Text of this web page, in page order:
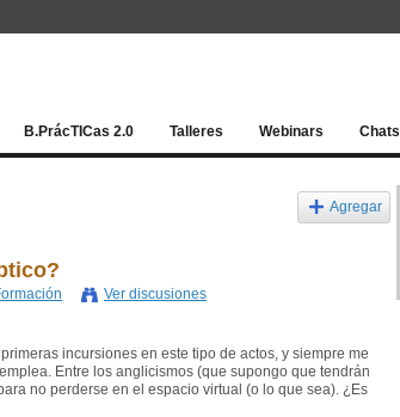
B.PrácTICas 2.0 Talleres Webinars Chats
Agregar
Ver discusiones
incursiones en este tipo de actos, y siempre me
Entre los anglicismos (que supongo que tendrán
no perderse en el espacio virtual (o lo que sea). ¿Es